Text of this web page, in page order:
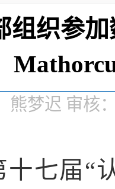
组织参
熊梦迟 审核
十七届“